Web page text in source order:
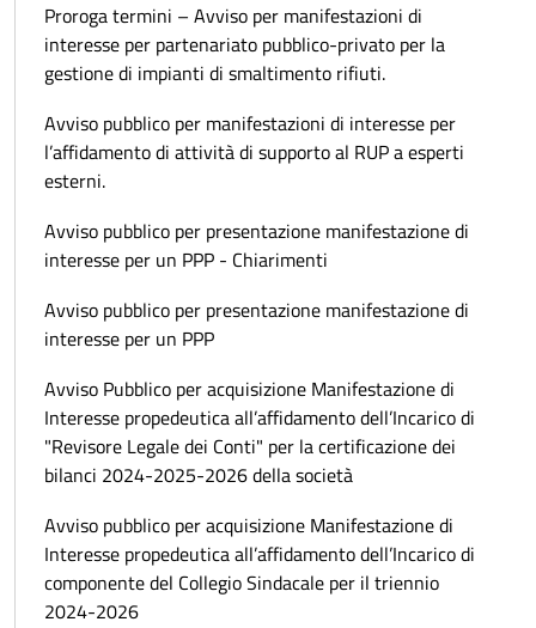
Proroga termini – Avviso per manifestazioni di
interesse per partenariato pubblico-privato per la
gestione di impianti di smaltimento rifiuti.
Avviso pubblico per manifestazioni di interesse per
l’affidamento di attività di supporto al RUP a esperti
esterni.
Avviso pubblico per presentazione manifestazione di
interesse per un PPP - Chiarimenti
Avviso pubblico per presentazione manifestazione di
interesse per un PPP
Avviso Pubblico per acquisizione Manifestazione di
Interesse propedeutica all’affidamento dell’Incarico di
"Revisore Legale dei Conti" per la certificazione dei
bilanci 2024-2025-2026 della società
Avviso pubblico per acquisizione Manifestazione di
Interesse propedeutica all’affidamento dell’Incarico di
componente del Collegio Sindacale per il triennio
2024-2026